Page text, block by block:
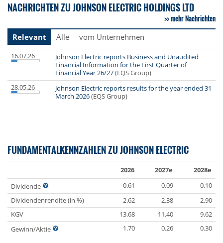
NACHRICHTEN ZU JOHNSON ELECTRIC HOLDINGS LTD
mehr Nachrichten
Relevant
Alle vom Unternehmen
16.07.26
Johnson Electric reports Business and Unaudited
Financial Information for the First Quarter of
Financial Year 26/27(EQS Group)
28.05.26
Johnson Electric reports results for the year ended 31
March 2026(EQS Group)
FUNDAMENTALKENNZAHLEN ZU JOHNSON ELECTRIC
2026 2027e
2028e
Dividende
0.61 0.09
0.10
Dividendenrendite (in %)
2.62 2.38
2.90
KGV
13.68 11.40
9.62
Gewinn/Aktie
1.70 0.26 0.30